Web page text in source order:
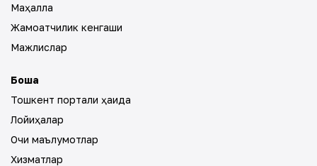
Маҳалла
Жамоатчилик кенгаши
Мажлислар
Бошқа
Тошкент портали ҳақида
Лойиҳалар
Очиқ маълумотлар
Хизматлар